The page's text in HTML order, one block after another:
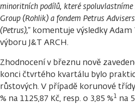
minoritních podílů, které spoluvlastníme
Group (Rohlik) a fondem Petrus
(Petrus),“ komentuje výsledky
výboru J&T ARCH.
Zhodnocení v březnu nově
konci čtvrtého kvartálu bylo
růstových. V případě korunové
% na 1125,87 Kč, resp. o 3,85 %1 na